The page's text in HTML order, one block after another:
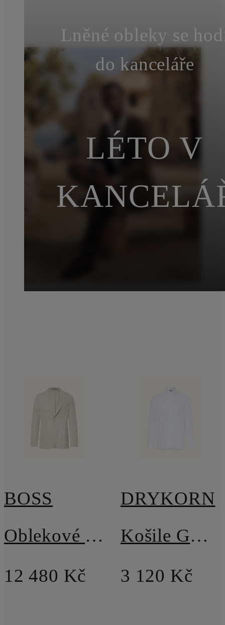
Lněné obleky se
do kanceláře
LÉTO V
BOSS
Oblekové sako HANRY Slim Fit
12 480 Kč
DRYKORN
Košile GAUNT Comfort Fit
3 120 Kč